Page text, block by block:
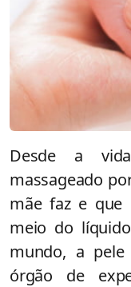
Desde a
massageado
mãe faz e que
meio do
mundo, a
órgão de